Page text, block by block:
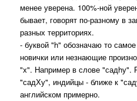
менее уверена. 100%-ной
бывает, говорят по-разному в
разных территориях.
- буквой "h" обозначаю то
новички или незнающие
"х". Например в слове "садhу".
"садХу", индийцы - ближе к
английском примерно.